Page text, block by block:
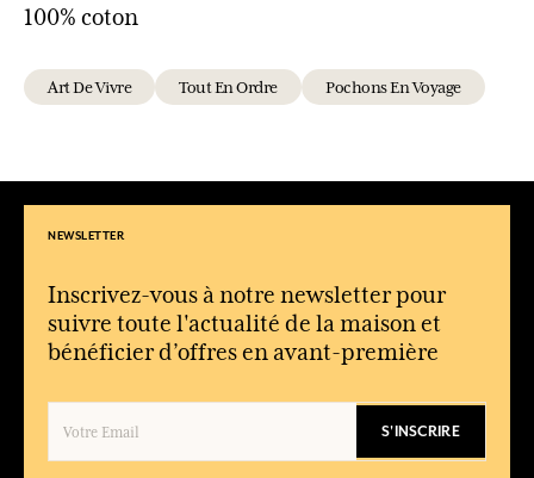
100% coton
Art De Vivre Tout En Ordre Pochons En Voyage
NEWSLETTER
Inscrivez-vous à notre newsletter pour
suivre toute l'actualité de la maison et
bénéficier d’offres en avant-première
S'INSCRIRE